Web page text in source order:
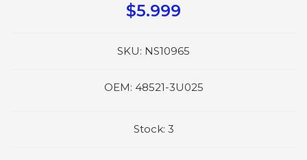
$5.999
SKU: NS10965
OEM: 48521-3U025
Stock: 3